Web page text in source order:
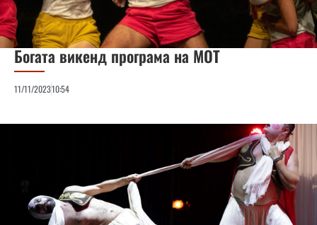
Богата викенд програма на МОТ
11/11/202310:54